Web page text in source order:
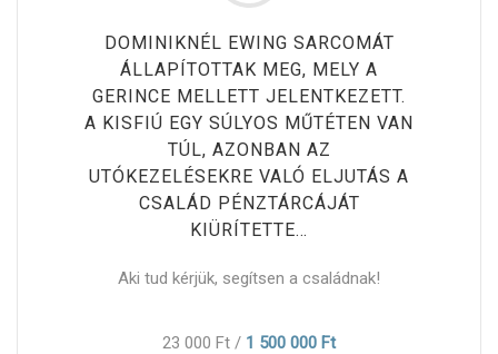
DOMINIKNÉL EWING SARCOMÁT
ÁLLAPÍTOTTAK MEG, MELY A
GERINCE MELLETT JELENTKEZETT.
A KISFIÚ EGY SÚLYOS MŰTÉTEN VAN
TÚL, AZONBAN AZ
UTÓKEZELÉSEKRE VALÓ ELJUTÁS A
CSALÁD PÉNZTÁRCÁJÁT
KIÜRÍTETTE…
Aki tud kérjük, segítsen a családnak!
23 000 Ft / 1 500 000 Ft